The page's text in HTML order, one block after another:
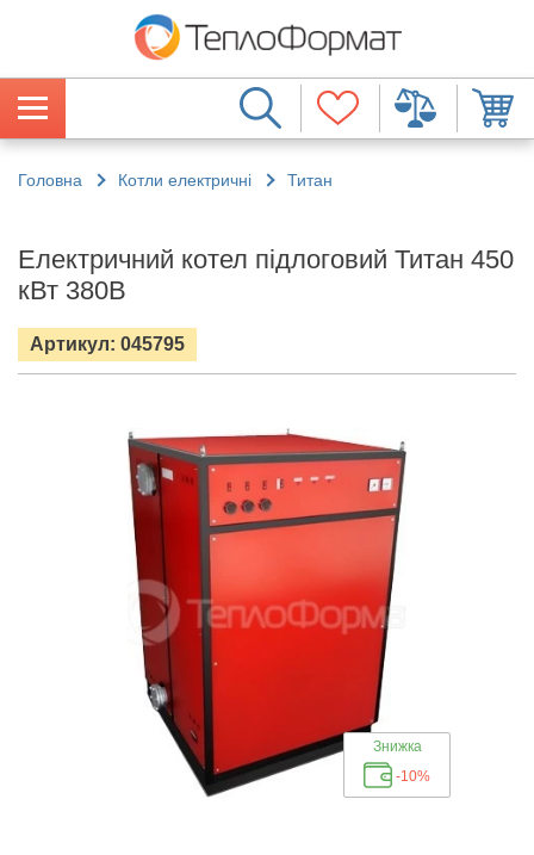
Головна Котли електричні Титан
Електричний котел підлоговий Титан 450
кВт 380В
Артикул: 045795
Знижка
-10%